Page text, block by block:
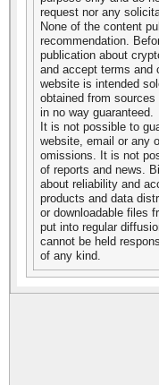
request nor any
None of the content
recommendation.
publication about
and accept terms and
website is intended
obtained from
in no way guaranteed.
It is not possible to
website, email or any
omissions. It is not
of reports and news.
about reliability and
products and data
or downloadable files
put into regular
cannot be held
of any kind.